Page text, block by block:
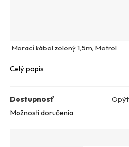
Merací kábel zelený 1,5m, Metrel
Celý popis
Dostupnosť
Možnosti doručenia